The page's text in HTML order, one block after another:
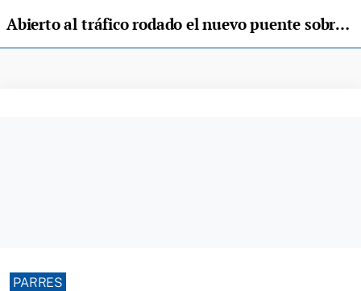
Abierto al tráfico rodado el nuevo puente sobre el río Piloña de Arriondas
PARRES